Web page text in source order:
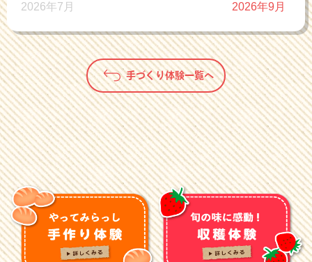
2026年7月 2026年9月
手づくり体験一覧へ